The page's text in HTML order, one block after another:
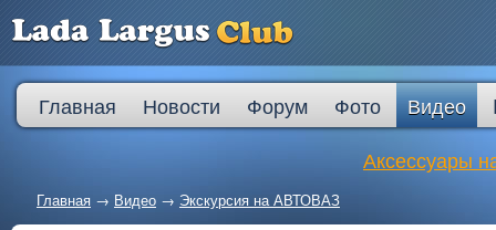
Главная Новости Форум Фото Видео
Аксессуары
Главная → Видео → Экскурсия на АВТОВАЗ